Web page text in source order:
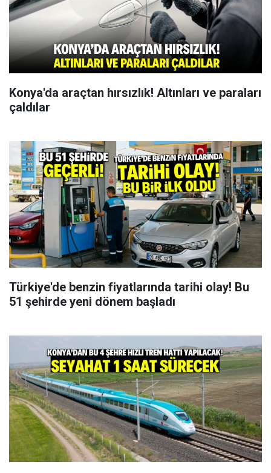
Konya'da araçtan hırsızlık! Altınları ve paraları
çaldılar
Türkiye'de benzin fiyatlarında tarihi olay! Bu
51 şehirde yeni dönem başladı